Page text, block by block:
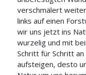
verschmälert
links auf einen
wir uns jetzt ins
wurzelig und mit
Schritt für Schritt
aufsteigen, desto